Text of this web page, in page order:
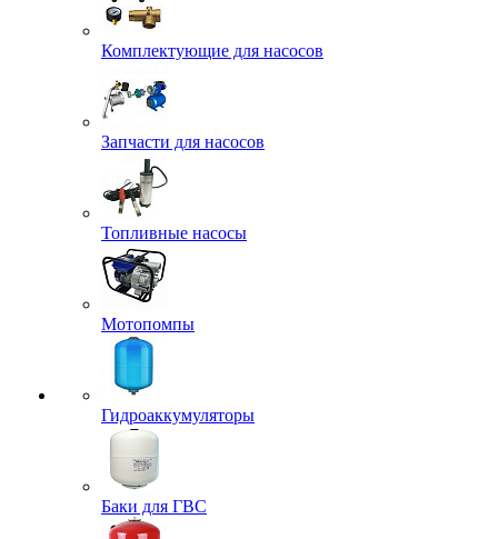
Комплектующие для насосов
Запчасти для насосов
Топливные насосы
Мотопомпы
Гидроаккумуляторы
Баки для ГВС